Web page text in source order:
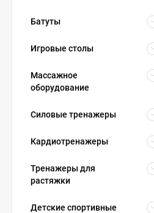
Батуты
Игровые столы
Массажное
оборудование
Силовые тренажеры
Кардиотренажеры
Тренажеры для
растяжки
Детские спортивные